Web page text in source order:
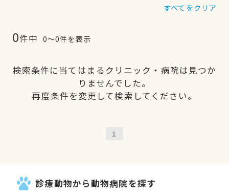
すべてをクリア
0件中 0〜0件を表示
検索条件に当てはまるクリニック・病院は見つか
りませんでした。
再度条件を変更して検索してください。
1
診療動物から動物病院を探す